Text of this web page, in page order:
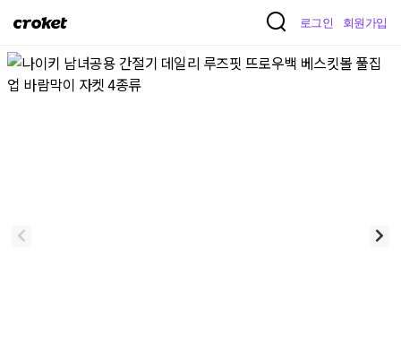
크
켓
로그인 회원가입